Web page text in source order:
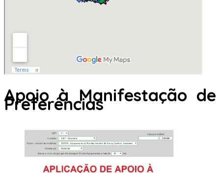
Apoio à Manifestação de
Preferências